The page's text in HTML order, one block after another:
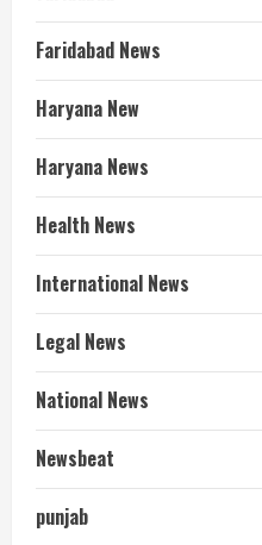
Faridabad News
Haryana New
Haryana News
Health News
International News
Legal News
National News
Newsbeat
punjab